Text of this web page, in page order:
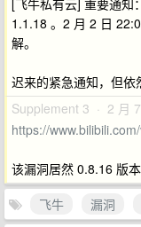
1.1.18 。2 月 2 日
解。
迟来的紧急通知，但依
Supplement 3 · 2 月
https://
该漏洞居然 0.8.16 版
飞牛
漏洞